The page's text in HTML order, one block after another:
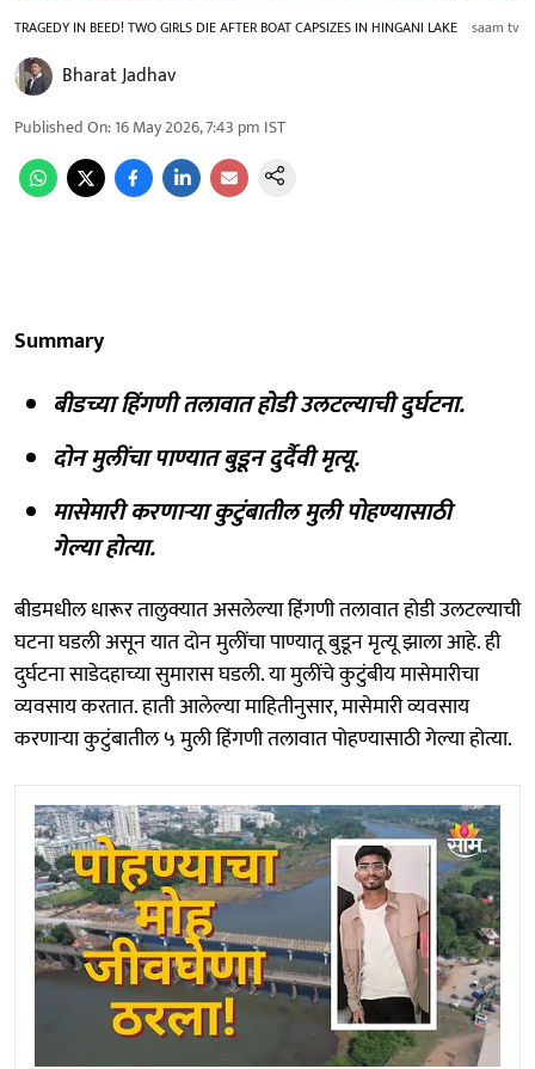
TRAGEDY IN BEED! TWO GIRLS DIE AFTER BOAT CAPSIZES IN HINGANI LAKE saam tv
Bharat Jadhav
Published On:16 May 2026, 7:43 pm IST
Summary
बीडच्या हिंगणी तलावात होडी उलटल्याची दुर्घटना.
दोन मुलींचा पाण्यात बुडून दुर्दैवी मृत्यू.
मासेमारी करणाऱ्या कुटुंबातील मुली पोहण्यासाठी
गेल्या होत्या.
बीडमधील धारूर तालुक्यात असलेल्या हिंगणी तलावात होडी उलटल्याची
घटना घडली असून यात दोन मुलींचा पाण्यातू बुडून मृत्यू झाला आहे. ही
दुर्घटना साडेदहाच्या सुमारास घडली. या मुलींचे कुटुंबीय मासेमारीचा
व्यवसाय करतात. हाती आलेल्या माहितीनुसार, मासेमारी व्यवसाय
करणाऱ्या कुटुंबातील ५ मुली हिंगणी तलावात पोहण्यासाठी गेल्या होत्या.